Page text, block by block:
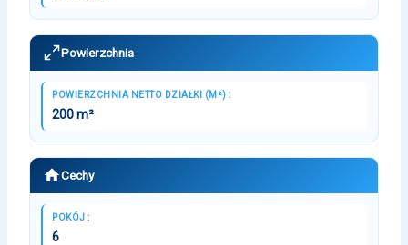
Powierzchnia
POWIERZCHNIA NETTO DZIAŁKI (M²) :
200 m²
Cechy
POKÓJ :
6